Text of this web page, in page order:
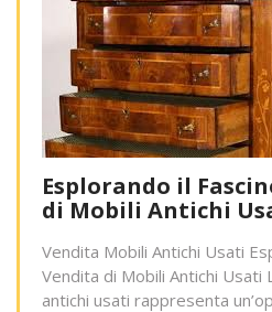
Esplorando il
di Mobili Antichi
Vendita Mobili Antichi Usati
Vendita di Mobili Antichi Usati
antichi usati rappresenta